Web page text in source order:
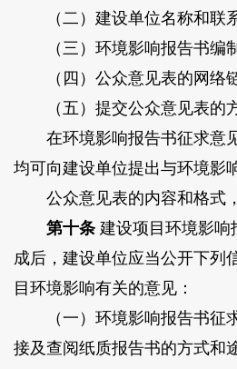
（二）建设单位名称和联系
（三）环境影响报告书编制
（四）公众意见表的网络链
（五）提交公众意见表的方
在环境影响报告书征求意
均可向建设单位提出与环境影
公众意见表的内容和格式，
第十条建设项目环境影响
成后，建设单位应当公开下列
目环境影响有关的意见：
（一）环境影响报告书征
接及查阅纸质报告书的方式和